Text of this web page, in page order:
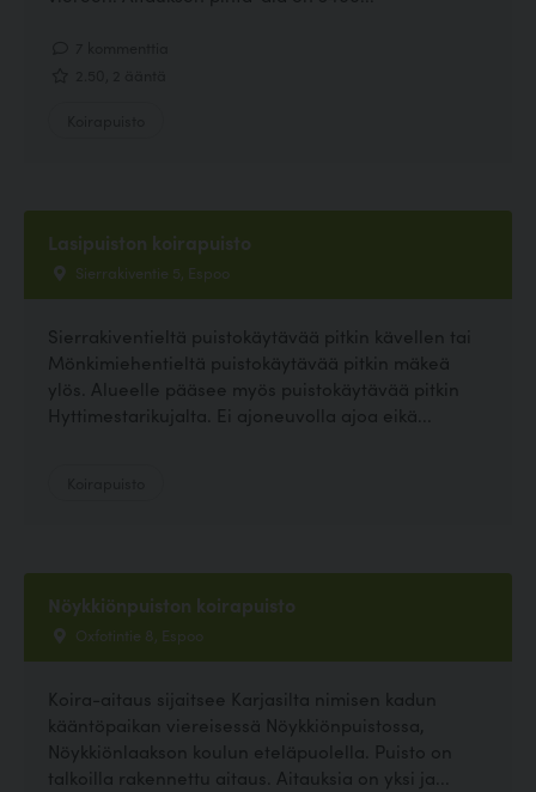
Lasipuiston koirapuisto
Sierrakiventie 5, Espoo
Sierrakiventieltä puistokäytävää pitkin kävellen tai
Mönkimiehentieltä puistokäytävää pitkin mäkeä
ylös. Alueelle pääsee myös puistokäytävää pitkin
Hyttimestarikujalta. Ei ajoneuvolla ajoa eikä...
Nöykkiönpuiston koirapuisto
Oxfotintie 8, Espoo
Koira-aitaus sijaitsee Karjasilta nimisen kadun
kääntöpaikan viereisessä Nöykkiönpuistossa,
Nöykkiönlaakson koulun eteläpuolella. Puisto on
talkoilla rakennettu aitaus. Aitauksia on yksi ja...